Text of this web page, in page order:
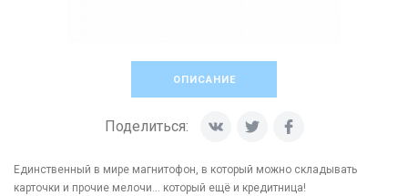
ОПИСАНИЕ
Поделиться:
Единственный в мире магнитофон, в который можно складывать
карточки и прочие мелочи... который ещё и кредитница!